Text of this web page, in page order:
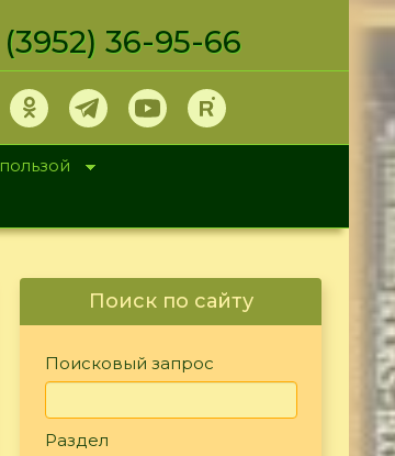
(3952) 36-95-66
Поиск по сайту
Поисковый запрос
Раздел